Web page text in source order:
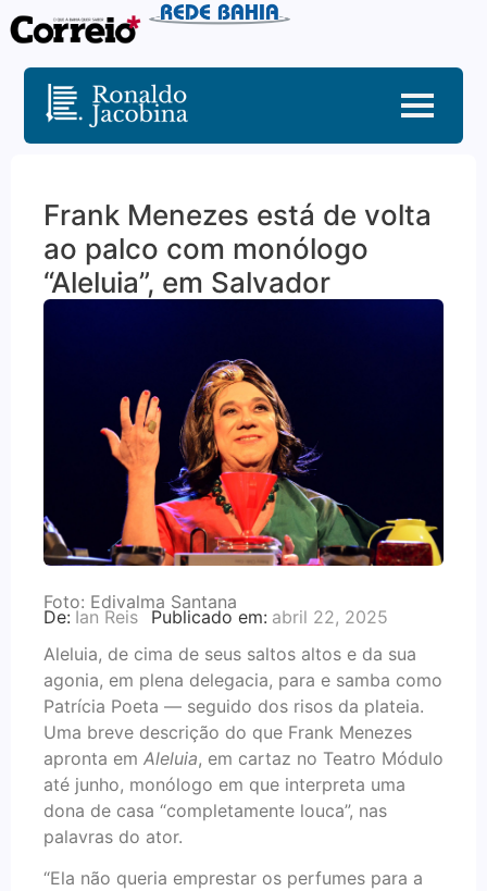
Frank Menezes está de volta
ao palco com monólogo
“Aleluia”, em Salvador
Foto: Edivalma Santana
De: Ian Reis Publicado em: abril 22, 2025
Aleluia, de cima de seus saltos altos e da sua
agonia, em plena delegacia, para e samba como
Patrícia Poeta — seguido dos risos da plateia.
Uma breve descrição do que Frank Menezes
apronta em Aleluia, em cartaz no Teatro Módulo
até junho, monólogo em que interpreta uma
dona de casa “completamente louca”, nas
palavras do ator.
“Ela não queria emprestar os perfumes para a